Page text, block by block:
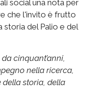
social una nota per
che l'invito è frutto
del Palio e del
cinquant’anni,
nella ricerca,
della storia, della